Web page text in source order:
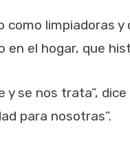
limpiadoras
el hogar, que
se nos trata”,
para nosotras”.